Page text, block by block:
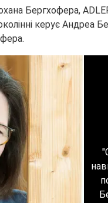
Бергхофера,
керує Андреа